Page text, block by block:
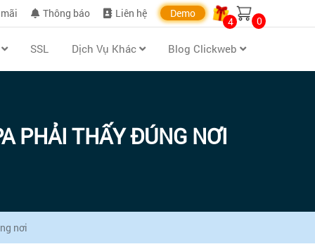
Thông báo Liên hệ Demo
4 0
SSL Dịch Vụ Khác Blog Clickweb
PHẢI THẤY ĐÚNG NƠI
nơi